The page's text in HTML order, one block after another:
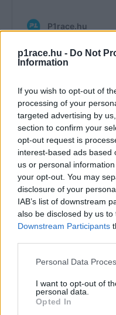
p1race.hu - Do Not
Information
If you wish to opt-out of
processing of your
targeted advertising by
section to confirm your
opt-out request is
interest-based ads based
us or personal
your opt-out. You may
disclosure of your
IAB’s list of downstream
also be disclosed by us
Downstream Participants
Please note that this
not limited to your visit or
grant or deny consent to
use your data for below
Personal Data
I want to opt-out of
personal data.
Opted In
Sports közvetítésében. –
nyert, megszerezte a
rengeteg áldozatot
csapatának, a
fogják megünnepelni.”
„Még az ünneplését is
A videó is meghatott,
egyik legnagyszerűbb
„Szavakkal leírhatatlan,
megnyerte a